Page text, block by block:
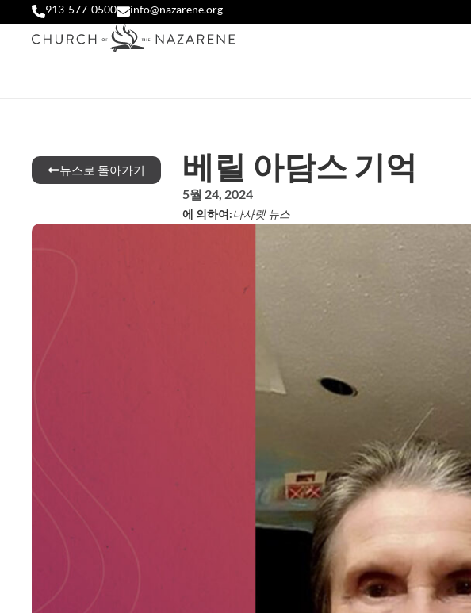
913-577-0500 info@nazarene.org
뉴스로 돌아가기 베릴 아담스 기억
5월 24, 2024
에 의하여:나사렛 뉴스